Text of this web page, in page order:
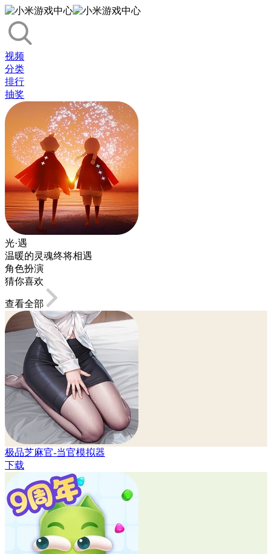
视频
分类
排行
抽奖
光·遇
温暖的灵魂终将相遇
角色扮演
猜你喜欢
查看全部
极品芝麻官-当官模拟器
下载